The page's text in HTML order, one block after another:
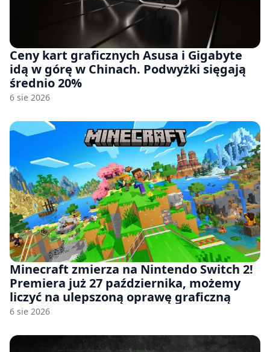
Ceny kart graficznych Asusa i Gigabyte
idą w górę w Chinach. Podwyżki sięgają
średnio 20%
6 sie 2026
Minecraft zmierza na Nintendo Switch 2!
Premiera już 27 października, możemy
liczyć na ulepszoną oprawę graficzną
6 sie 2026